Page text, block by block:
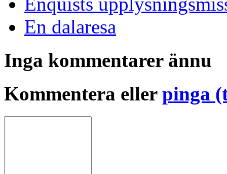
En dalaresa
Inga kommentarer ännu
Kommentera eller pinga